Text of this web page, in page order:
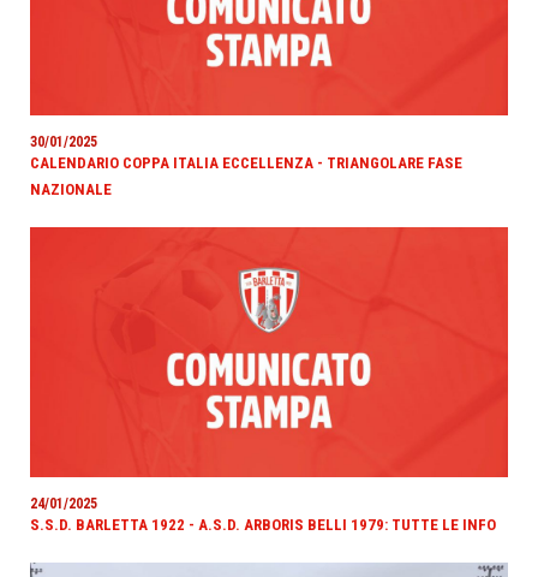
30/01/2025
CALENDARIO COPPA ITALIA ECCELLENZA - TRIANGOLARE FASE
NAZIONALE
24/01/2025
S.S.D. BARLETTA 1922 - A.S.D. ARBORIS BELLI 1979: TUTTE LE INFO